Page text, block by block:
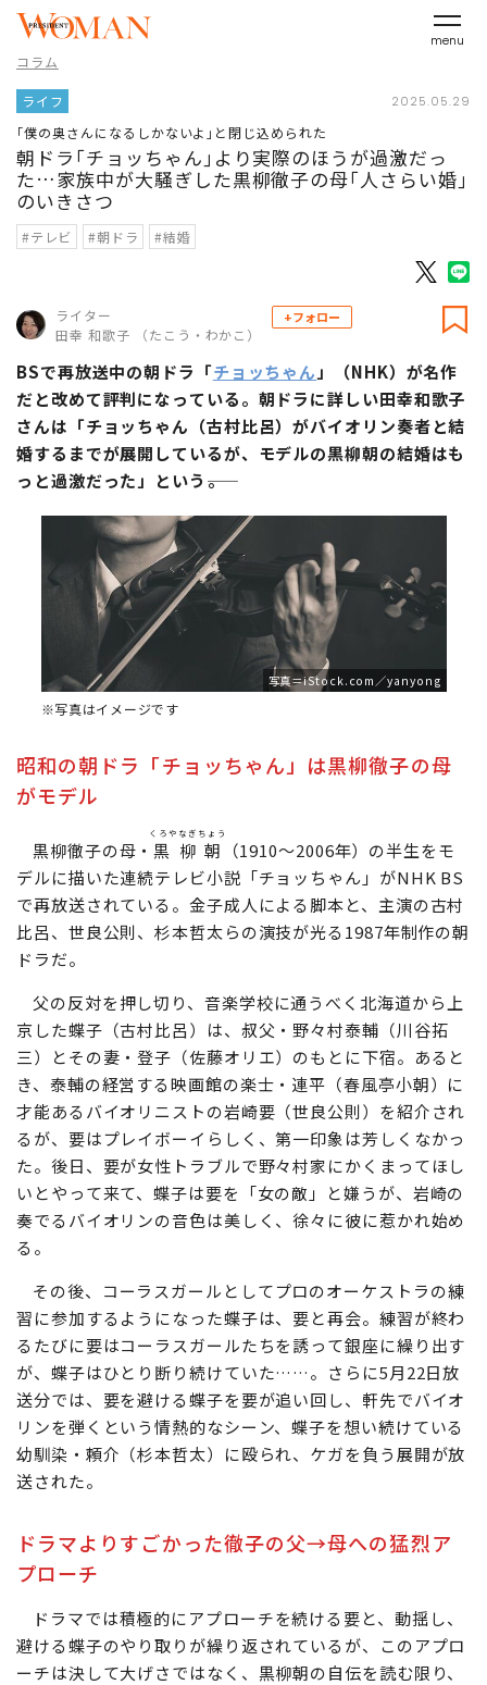
menu
コラム
ライフ 2025.05.29
｢僕の奥さんになるしかないよ｣と閉じ込められた
朝ドラ｢チョッちゃん｣より実際のほうが過激だっ
た…家族中が大騒ぎした黒柳徹子の母｢人さらい婚｣
のいきさつ
#テレビ #朝ドラ #結婚
ライター
田幸 和歌子 （たこう・わかこ）
+フォロー
BSで再放送中の朝ドラ「チョッちゃん 」（NHK）が名作
だと改めて評判になっている。朝ドラに詳しい田幸和歌子
さんは「チョッちゃん（古村比呂）がバイオリン奏者と結
婚するまでが展開しているが、モデルの黒柳朝の結婚はも
っと過激だった」という――。
写真＝iStock.com／yanyong
※写真はイメージです
昭和の朝ドラ「チョッちゃん」は黒柳徹子の母
がモデル
黒柳徹子の母・黒柳朝
くろやなぎちょう
（1910～2006年）の半生をモ
デルに描いた連続テレビ小説「チョッちゃん」がNHK BS
で再放送されている。金子成人による脚本と、主演の古村
比呂、世良公則、杉本哲太らの演技が光る1987年制作の朝
ドラだ。
父の反対を押し切り、音楽学校に通うべく北海道から上
京した蝶子（古村比呂）は、叔父・野々村泰輔（川谷拓
三）とその妻・登子（佐藤オリエ）のもとに下宿。あると
き、泰輔の経営する映画館の楽士・連平（春風亭小朝）に
才能あるバイオリニストの岩崎要（世良公則）を紹介され
るが、要はプレイボーイらしく、第一印象は芳しくなかっ
た。後日、要が女性トラブルで野々村家にかくまってほし
いとやって来て、蝶子は要を「女の敵」と嫌うが、岩崎の
奏でるバイオリンの音色は美しく、徐々に彼に惹かれ始め
る。
その後、コーラスガールとしてプロのオーケストラの練
習に参加するようになった蝶子は、要と再会。練習が終わ
るたびに要はコーラスガールたちを誘って銀座に繰り出す
が、蝶子はひとり断り続けていた……。さらに5月22日放
送分では、要を避ける蝶子を要が追い回し、軒先でバイオ
リンを弾くという情熱的なシーン、蝶子を想い続けている
幼馴染・頼介（杉本哲太）に殴られ、ケガを負う展開が放
送された。
ドラマよりすごかった徹子の父→母への猛烈ア
プローチ
ドラマでは積極的にアプローチを続ける要と、動揺し、
避ける蝶子のやり取りが繰り返されているが、このアプロ
ーチは決して大げさではなく、黒柳朝の自伝を読む限り、